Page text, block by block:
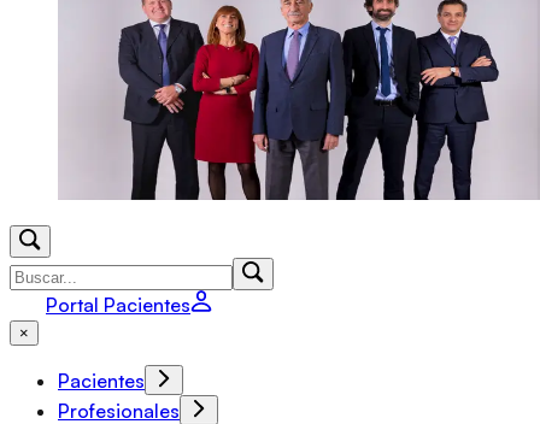
Portal Pacientes
×
Pacientes
Profesionales